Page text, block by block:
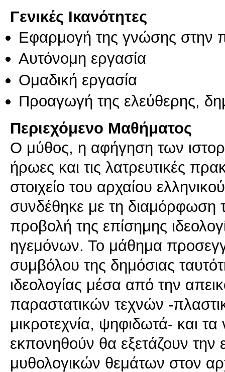
Γενικές Ικανότητες
Εφαρμογή της γνώσης στην
Αυτόνομη εργασία
Ομαδική εργασία
Προαγωγή της ελεύθερης,
Περιεχόμενο Μαθήματος
Ο μύθος, η αφήγηση των
ήρωες και τις λατρευτικές
στοιχείο του αρχαίου
συνδέθηκε με τη διαμόρφωση
προβολή της επίσημης
ηγεμόνων. Το μάθημα
συμβόλου της δημόσιας
ιδεολογίας μέσα από την
παραστατικών τεχνών -
μικροτεχνία, ψηφιδωτά- και
εκπονηθούν θα εξετάζουν
μυθολογικών θεμάτων στον